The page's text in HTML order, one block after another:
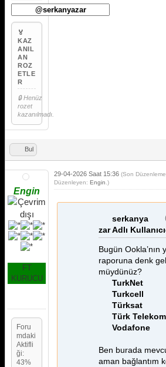
🏅
KAZ
ANIL
AN
ROZ
ETLE
R
🔒 Henüz
rozet
kazanılmadı.
Bul
Engin
FT
KURUCU
Foru
mdaki
Aktifli
ği:
43%
29-04-2026 Saat 15:36 (Son
Düzenleyen: Engin .)
serkanya
zar Adlı
Bugün Ookla’nın
raporuna denk
müydünüz?
TurkNet
Turkcell
Türksat
Türk Telekom
Vodafone
Ben burada
aman bağlantım